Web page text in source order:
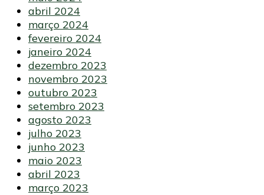
abril 2024
março 2024
fevereiro 2024
janeiro 2024
dezembro 2023
novembro 2023
outubro 2023
setembro 2023
agosto 2023
julho 2023
junho 2023
maio 2023
abril 2023
março 2023